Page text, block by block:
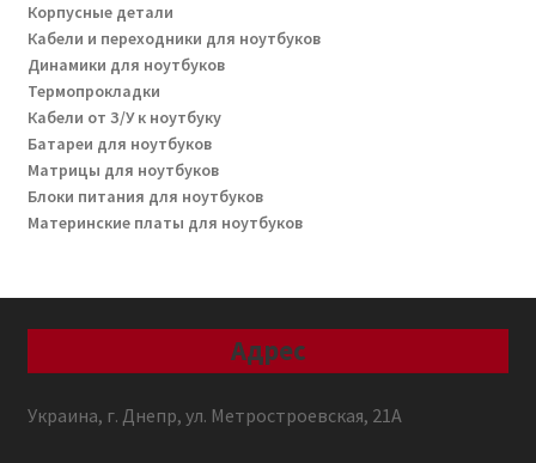
Корпусные детали
Кабели и переходники для ноутбуков
Динамики для ноутбуков
Термопрокладки
Кабели от З/У к ноутбуку
Батареи для ноутбуков
Матрицы для ноутбуков
Блоки питания для ноутбуков
Материнские платы для ноутбуков
Адрес
Украина, г. Днепр, ул. Метростроевская, 21А